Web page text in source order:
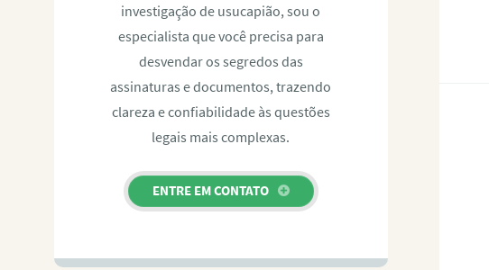
investigação de usucapião, sou o
especialista que você precisa para
desvendar os segredos das
assinaturas e documentos, trazendo
clareza e confiabilidade às questões
legais mais complexas.
ENTRE EM CONTATO